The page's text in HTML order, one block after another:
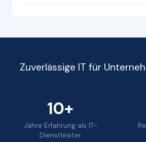
Zuverlässige IT für
10+
Jahre Erfahrung als IT-
Dienstleister